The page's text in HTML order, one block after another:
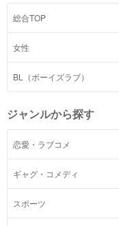
総合TOP
女性
BL（ボーイズラブ）
ジャンルから探す
恋愛・ラブコメ
ギャグ・コメディ
スポーツ